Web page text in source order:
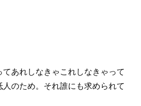
あれしなきゃこれしなきゃって
のため。それ誰にも求められて